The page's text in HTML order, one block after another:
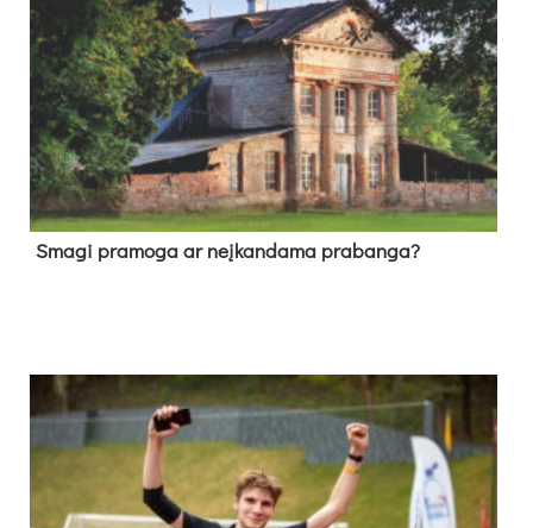
Sma­gi pra­mo­ga ar neį­kan­da­ma pra­ban­ga?